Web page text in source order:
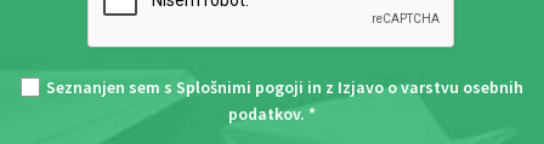
Seznanjen sem s Splošnimi pogoji in z Izjavo o varstvu osebnih
podatkov. *